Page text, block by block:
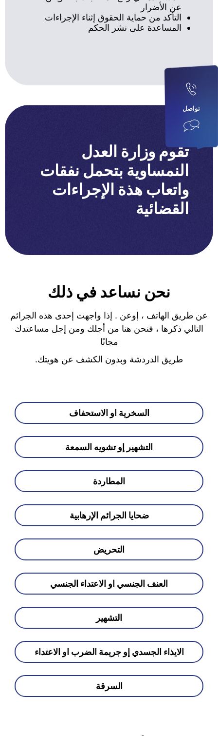
تواصل
عن الأضرار
التأكد من حماية الحقوق إثناء الإجراءات
المساعدة على نشر الحكم
تقوم وزارة العدل
النمساوية بتحمل نفقات
واتعاب هذة الإجراءات
القضائية
نحن نساعد في ذلك
عن طريق الهاتف ، إوعن . إذا واجهت إحدى هذه الجرائم
التالي ذكرها ، فنحن هنا من أجلك ومن إجل مساعتدك
مجانًا
طريق الدردشة وبدون الكشف عن هويتك.
السخرية او الاستحفاف
التشهير إو تشويه السمعة
المطاردة
ضحايا الجرائم الإرهابية
التحريض
العنف الجنسي او الاعتداء الجنسي
التشهير
الايذاء الجسدي إو جريمة الضرب او الاعتداء
السرقة